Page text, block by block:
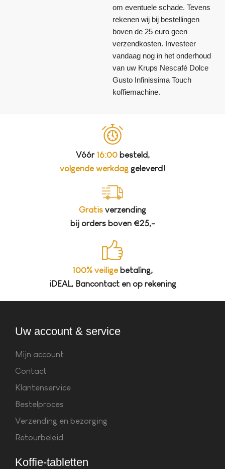
om eventuele schade. Tevens
rekenen wij bij bestellingen
boven de 25 euro geen
verzendkosten. Investeer
vandaag nog in het onderhoud
van uw Krups Nescafé Dolce
Gusto Infinissima Touch
koffiemachine.
Vóór 16:00besteld,
volgende werkdaggeleverd!
Gratis verzending
bij orders boven €25,-
100% veiligebetaling,
iDEAL, Bancontact en op rekening
Uw account & service
Mijn account
Contact
Klantenservice
Bestelproces
Verzending en bezorging
Retourbeleid
Koffie-tabletten